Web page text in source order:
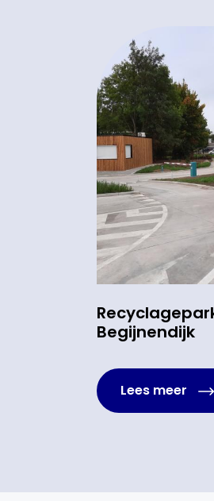
Begijnendijk
Lees meer